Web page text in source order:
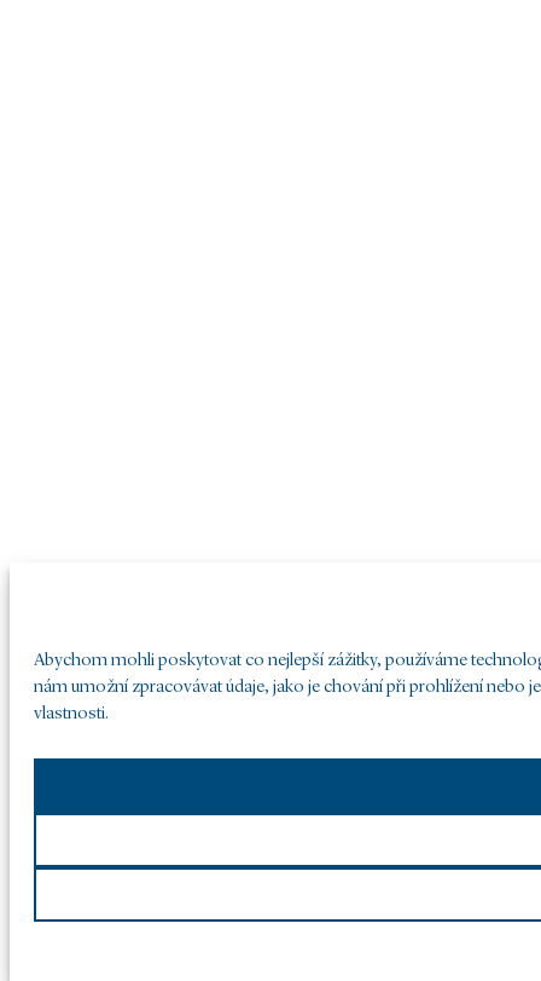
Abychom mohli poskytovat co nejlepší zážitky, používáme
nám umožní zpracovávat údaje, jako je chování při prohlížení nebo
vlastnosti.